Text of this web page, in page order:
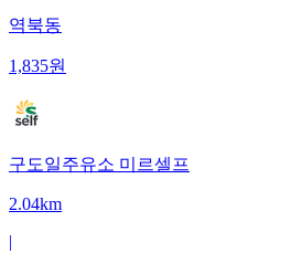
역북동
1,835원
구도일주유소 미르셀프
2.04km
|